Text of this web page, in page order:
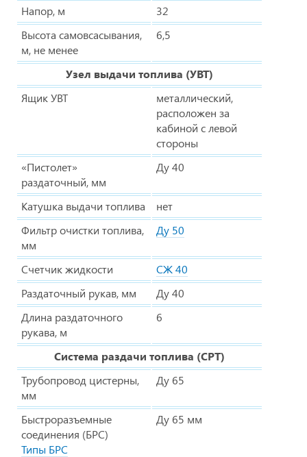
Напор, м
32
Высота самовсасывания,
м, не менее
6,5
Узел выдачи топлива (УВТ)
Ящик УВТ
металлический,
расположен за
кабиной с левой
стороны
«Пистолет»
раздаточный, мм
Ду 40
Катушка выдачи топлива
нет
Фильтр очистки топлива,
мм
Ду 50
Счетчик жидкости
СЖ 40
Раздаточный рукав, мм
Ду 40
Длина раздаточного
рукава, м
6
Система раздачи топлива (СРТ)
Трубопровод цистерны,
мм
Ду 65
Быстроразъемные
соединения (БРС)
Типы БРС
Ду 65 мм